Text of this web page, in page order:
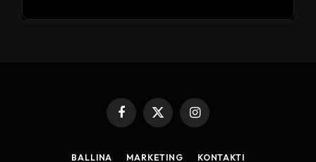
Facebook
X
(Twitter)
Instagram
BALLINA MARKETING KONTAKTI